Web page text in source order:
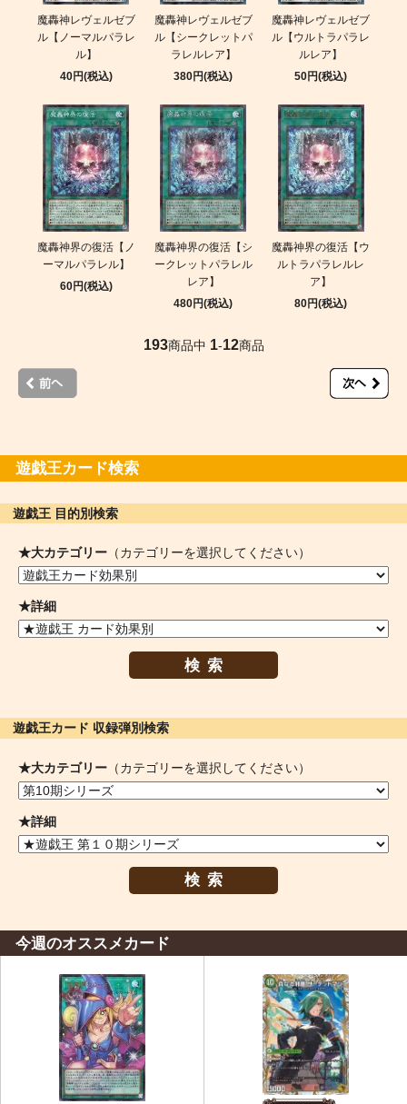
魔轟神レヴェルゼブ
ル【ノーマルパラレ
ル】
40円(税込)
魔轟神レヴェルゼブ
ル【シークレットパ
ラレルレア】
380円(税込)
魔轟神レヴェルゼブ
ル【ウルトラパラレ
ルレア】
50円(税込)
魔轟神界の復活【ノ
ーマルパラレル】
60円(税込)
魔轟神界の復活【シ
ークレットパラレル
レア】
480円(税込)
魔轟神界の復活【ウ
ルトラパラレルレ
ア】
80円(税込)
193商品中 1-12商品
遊戯王カード検索
遊戯王 目的別検索
★大カテゴリー （カテゴリーを選択してください）
★詳細
検索
遊戯王カード 収録弾別検索
★大カテゴリー （カテゴリーを選択してください）
★詳細
検索
今週のオススメカード